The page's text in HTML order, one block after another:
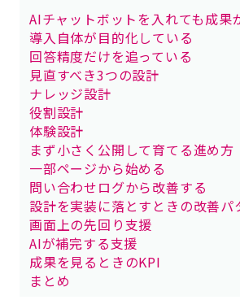
AIチャットボットを入れても成果
導入自体が目的化している
回答精度だけを追っている
見直すべき3つの設計
ナレッジ設計
役割設計
体験設計
まず小さく公開して育てる進め方
一部ページから始める
問い合わせログから改善する
設計を実装に落とすときの改善パ
画面上の先回り支援
AIが補完する支援
成果を見るときのKPI
まとめ